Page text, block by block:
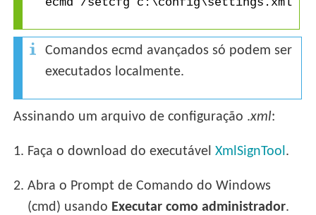
Comandos ecmd avançados só podem ser
executados localmente.
Assinando um arquivo de configuração .xml:
1. Faça o download do executávelXmlSignTool .
2. Abra o Prompt de Comando do Windows
(cmd) usando Executar como administrador.